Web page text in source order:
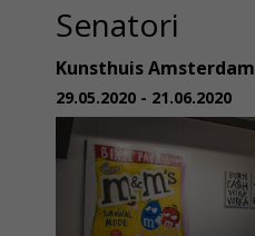
Senatori
Kunsthuis Amsterdam
29.05.2020 - 21.06.2020